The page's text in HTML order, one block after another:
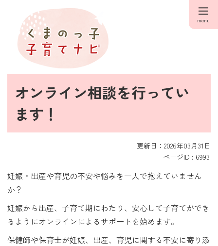
menu
オンライン相談を行ってい
ます！
更新日：2026年03月31日
ページID : 6993
妊娠・出産や育児の不安や悩みを一人で抱えていません
か？
妊娠から出産、子育て期にわたり、安心して子育てができ
るようにオンラインによるサポートを始めます。
保健師や保育士が妊娠、出産、育児に関する不安に寄り添